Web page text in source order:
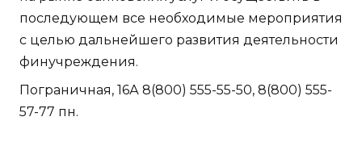
последующем все необходимые мероприятия
с целью дальнейшего развития деятельности
финучреждения.
Пограничная, 16А 8(800) 555-55-50, 8(800) 555-
57-77 пн.